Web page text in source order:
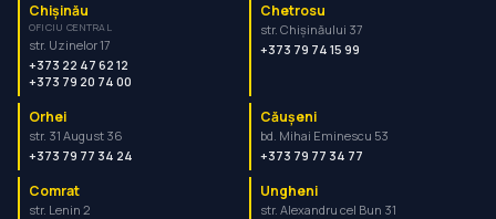
Chișinău
OFICIU CENTRAL
str. Uzinelor 17
+373 22 47 62 12
+373 79 20 74 00
Chetrosu
str. Chișinăului 37
+373 79 74 15 99
Orhei
str. 31 August 36
+373 79 77 34 24
Căușeni
bd. Mihai Eminescu 53
+373 79 77 34 77
Comrat
str. Lenin 2
Ungheni
str. Alexandru cel Bun 31